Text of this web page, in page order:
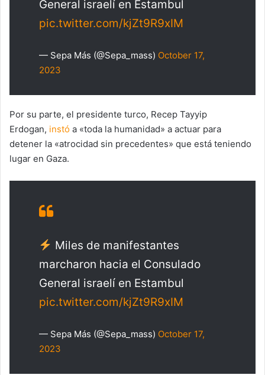
General israelí en Estambul
pic.twitter.com/kjZt9R9xIM
— Sepa Más (@Sepa_mass) October 17,
2023
Por su parte, el presidente turco, Recep Tayyip
Erdogan, instó a «toda la humanidad» a actuar para
detener la «atrocidad sin precedentes» que está teniendo
lugar en Gaza.
Miles de manifestantes
marcharon hacia el Consulado
General israelí en Estambul
pic.twitter.com/kjZt9R9xIM
— Sepa Más (@Sepa_mass) October 17,
2023